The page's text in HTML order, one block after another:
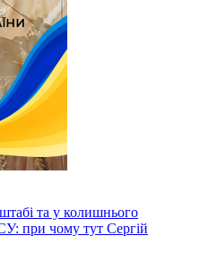
та у колишнього
при чому тут Сергій